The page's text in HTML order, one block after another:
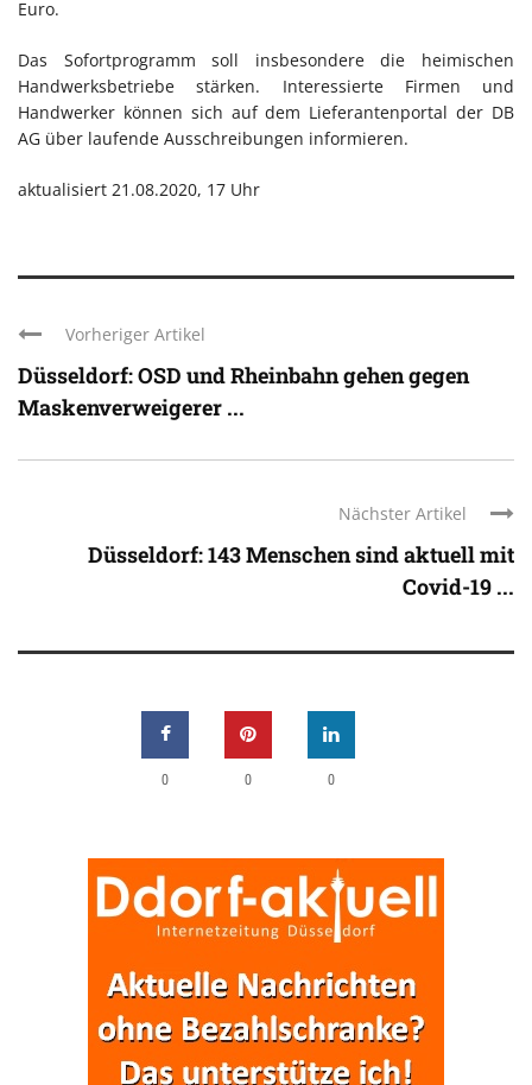
Euro.
Das Sofortprogramm soll insbesondere die heimischen
Handwerksbetriebe stärken. Interessierte Firmen und
Handwerker können sich auf dem Lieferantenportal der DB
AG über laufende Ausschreibungen informieren.
aktualisiert 21.08.2020, 17 Uhr
Vorheriger Artikel
Düsseldorf: OSD und Rheinbahn gehen gegen
Maskenverweigerer ...
Nächster Artikel
Düsseldorf: 143 Menschen sind aktuell mit
Covid-19 ...
0 0 0